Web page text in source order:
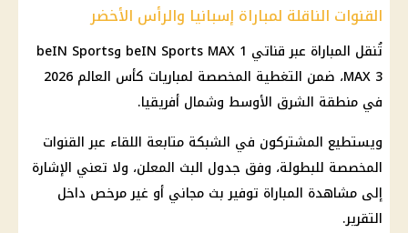
القنوات الناقلة لمباراة إسبانيا والرأس الأخضر
تُنقل المباراة عبر قناتي beIN Sports MAX 1 وbeIN Sports
MAX 3، ضمن التغطية المخصصة لمباريات كأس العالم 2026
في منطقة الشرق الأوسط وشمال أفريقيا.
ويستطيع المشتركون في الشبكة متابعة اللقاء عبر القنوات
المخصصة للبطولة، وفق جدول البث المعلن، ولا تعني الإشارة
إلى مشاهدة المباراة توفير بث مجاني أو غير مرخص داخل
التقرير.